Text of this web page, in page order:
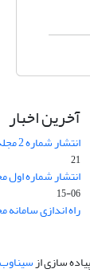
آخرین اخبار
انتشار شماره 2 مجله توسعه فضاهای پیراشهری
21
انتشار شماره
06-15
راه اندازی سامانه
سازی ازسیناوب